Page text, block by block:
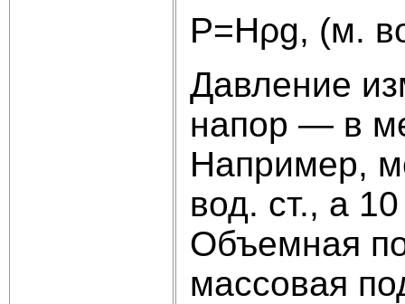
Р=Нρg, (м.
Давление
напор — в
Например,
вод. ст., а
Объемная
массовая